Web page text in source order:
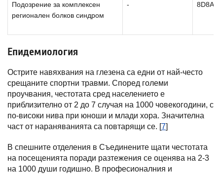
Подозрение за комплексен
регионален болков синдром
-
Епидемиология
Острите навяхвания на глезена са едни от най-често
срещаните спортни травми. Според големи
проучвания, честотата сред населението е
приблизително от 2 до 7 случая на 1000 човекогодини, с
по-високи нива при юноши и млади хора. Значителна
част от нараняванията са повтарящи се. [7]
В спешните отделения в Съединените щати честотата
на посещенията поради разтежения се оценява на 2-3
на 1000 души годишно. В професионалния и